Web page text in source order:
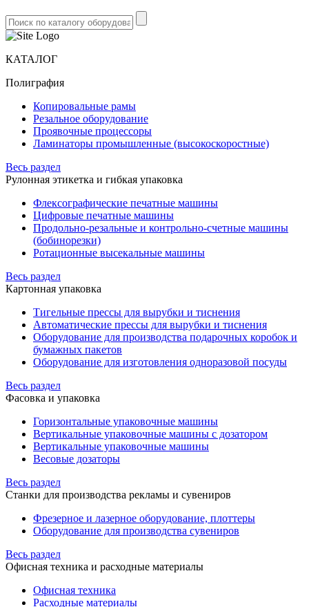
КАТАЛОГ
Полиграфия
Копировальные рамы
Резальное оборудование
Проявочные процессоры
Ламинаторы промышленные (высокоскоростные)
Весь раздел
Рулонная этикетка и гибкая упаковка
Флексографические печатные машины
Цифровые печатные машины
Продольно-резальные и контрольно-счетные машины
(бобинорезки)
Ротационные высекальные машины
Весь раздел
Картонная упаковка
Тигельные прессы для вырубки и тиснения
Автоматические прессы для вырубки и тиснения
Оборудование для производства подарочных коробок и
бумажных пакетов
Оборудование для изготовления одноразовой посуды
Весь раздел
Фасовка и упаковка
Горизонтальные упаковочные машины
Вертикальные упаковочные машины с дозатором
Вертикальные упаковочные машины
Весовые дозаторы
Весь раздел
Станки для производства рекламы и сувениров
Фрезерное и лазерное оборудование, плоттеры
Оборудование для производства сувениров
Весь раздел
Офисная техника и расходные материалы
Офисная техника
Расходные материалы